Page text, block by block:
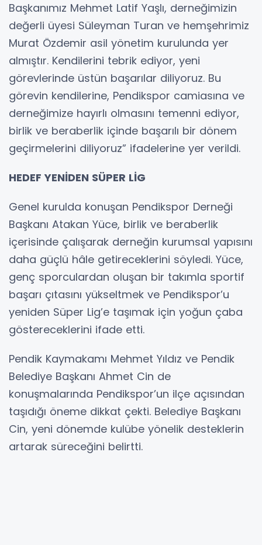
Başkanımız Mehmet Latif Yaşlı, derneğimizin
değerli üyesi Süleyman Turan ve hemşehrimiz
Murat Özdemir asil yönetim kurulunda yer
almıştır. Kendilerini tebrik ediyor, yeni
görevlerinde üstün başarılar diliyoruz. Bu
görevin kendilerine, Pendikspor camiasına ve
derneğimize hayırlı olmasını temenni ediyor,
birlik ve beraberlik içinde başarılı bir dönem
geçirmelerini diliyoruz” ifadelerine yer verildi.
HEDEF YENİDEN SÜPER LİG
Genel kurulda konuşan Pendikspor Derneği
Başkanı Atakan Yüce, birlik ve beraberlik
içerisinde çalışarak derneğin kurumsal yapısını
daha güçlü hâle getireceklerini söyledi. Yüce,
genç sporculardan oluşan bir takımla sportif
başarı çıtasını yükseltmek ve Pendikspor’u
yeniden Süper Lig’e taşımak için yoğun çaba
göstereceklerini ifade etti.
Pendik Kaymakamı Mehmet Yıldız ve Pendik
Belediye Başkanı Ahmet Cin de
konuşmalarında Pendikspor’un ilçe açısından
taşıdığı öneme dikkat çekti. Belediye Başkanı
Cin, yeni dönemde kulübe yönelik desteklerin
artarak süreceğini belirtti.